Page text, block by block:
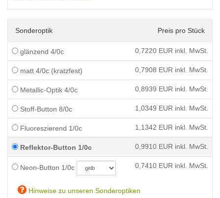
Sonderoptik Preis pro Stück
glänzend 4/0c 0,7220 EUR inkl. MwSt.
matt 4/0c (kratzfest) 0,7908 EUR inkl. MwSt.
Metallic-Optik 4/0c 0,8939 EUR inkl. MwSt.
Stoff-Button 8/0c 1,0349 EUR inkl. MwSt.
Fluoreszierend 1/0c 1,1342 EUR inkl. MwSt.
Reflektor-Button 1/0c 0,9910 EUR inkl. MwSt.
Neon-Button 1/0c 0,7410 EUR inkl. MwSt.
Hinweise zu unseren Sonderoptiken